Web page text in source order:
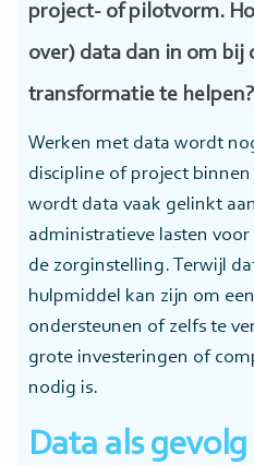
project- of pilotvorm.
over) data dan in om bij
transformatie te helpen?
Werken met data wordt
discipline of project
wordt data vaak gelinkt
administratieve lasten
de zorginstelling. Terwijl
hulpmiddel kan zijn om
ondersteunen of zelfs te
grote investeringen of
nodig is.
Data als